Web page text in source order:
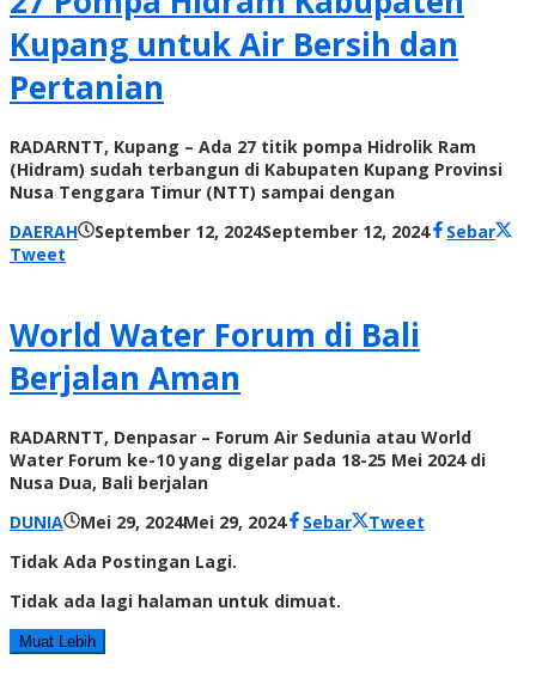
Kupang untuk Air Bersih dan
Pertanian
RADARNTT, Kupang – Ada 27 titik pompa Hidrolik Ram
(Hidram) sudah terbangun di Kabupaten Kupang Provinsi
Nusa Tenggara Timur (NTT) sampai dengan
DAERAH
September 12, 2024September 12, 2024olehSebar
Tweet
World Water Forum di Bali
Berjalan Aman
RADARNTT, Denpasar – Forum Air Sedunia atau World
Water Forum ke-10 yang digelar pada 18-25 Mei 2024 di
Nusa Dua, Bali berjalan
DUNIA
Mei 29, 2024Mei 29, 2024olehSebar
Tweet
Tidak Ada Postingan Lagi.
Tidak ada lagi halaman untuk dimuat.
Muat Lebih